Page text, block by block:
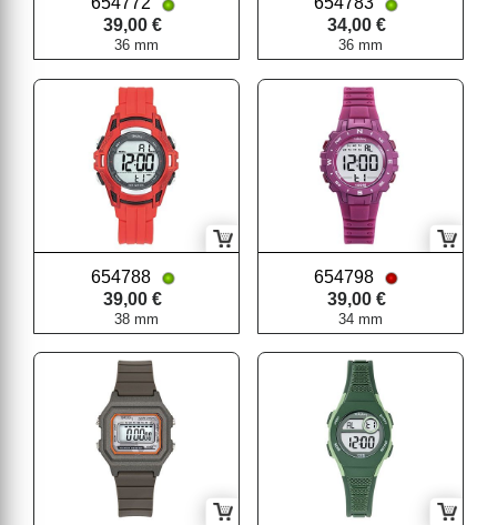
39,00 €
36 mm
34,00 €
36 mm
654788
39,00 €
38 mm
654798
39,00 €
34 mm